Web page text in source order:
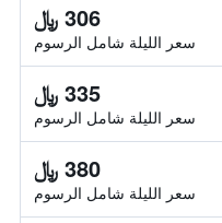
306 ﷼
سعر الليلة شامل الرسوم
335 ﷼
سعر الليلة شامل الرسوم
380 ﷼
سعر الليلة شامل الرسوم